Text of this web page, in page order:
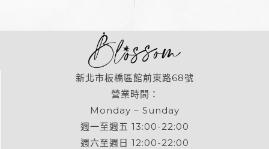
新北市板橋區館前東路68號
營業時間：
Monday – Sunday
週一至週五 13:00-22:00
週六至週日 12:00-22:00